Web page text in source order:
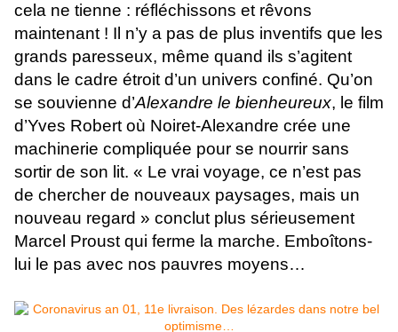
cela ne tienne : réfléchissons et rêvons
maintenant ! Il n’y a pas de plus inventifs que les
grands paresseux, même quand ils s’agitent
dans le cadre étroit d’un univers confiné. Qu’on
se souvienne d’Alexandre le bienheureux, le film
d’Yves Robert où Noiret-Alexandre crée une
machinerie compliquée pour se nourrir sans
sortir de son lit. « Le vrai voyage, ce n’est pas
de chercher de nouveaux paysages, mais un
nouveau regard » conclut plus sérieusement
Marcel Proust qui ferme la marche. Emboîtons-
lui le pas avec nos pauvres moyens…